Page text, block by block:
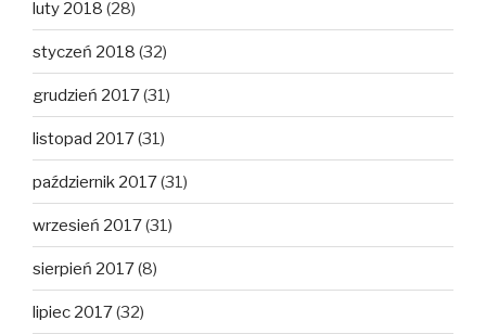
luty 2018 (28)
styczeń 2018 (32)
grudzień 2017(31)
listopad 2017(31)
październik 2017(31)
wrzesień 2017(31)
sierpień 2017(8)
lipiec 2017(32)